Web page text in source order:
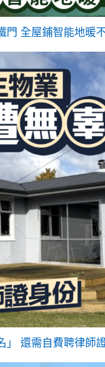
門 全屋鋪智能地暖
」 還需自費聘律師